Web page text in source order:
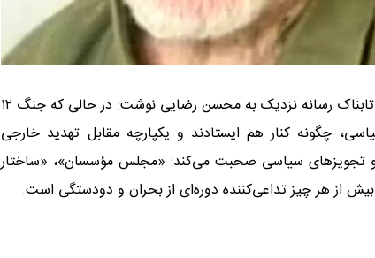
سایت تابناک رسانه نزدیک به محسن رضایی نوشت: در حالی که جنگ ۱۲
چگونه کنار هم ایستادند و یکپارچه مقابل تهدید خارجی
و تجویزهای سیاسی صحبت می‌کند: «مجلس مؤسسان»، «ساختار
از هر چیز تداعی‌کننده دوره‌ای از بحران و دودستگی است.